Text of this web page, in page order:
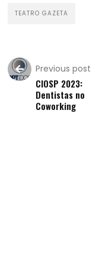
TEATRO GAZETA
Previous post
CIOSP 2023:
Dentistas no
Coworking